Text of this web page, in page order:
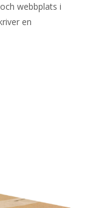
webbplats i
en